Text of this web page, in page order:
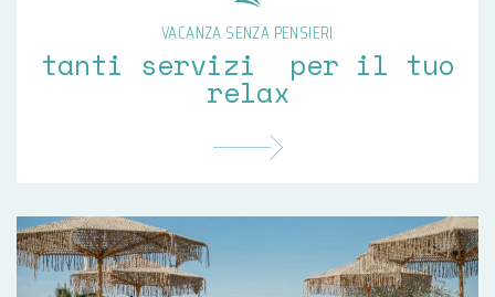
VACANZA SENZA PENSIERI
tanti servizi per il tuo
relax